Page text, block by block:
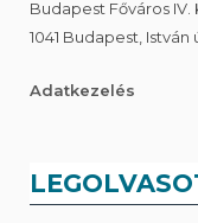
Budapest Főváros
1041 Budapest, István
Adatkezelés